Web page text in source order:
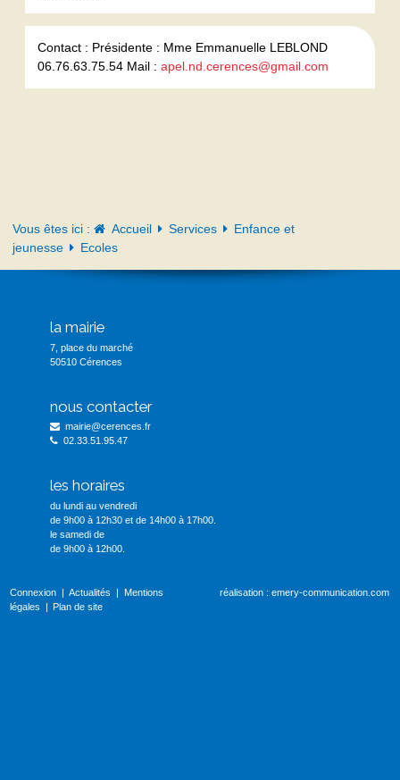
Contact : Présidente : Mme Emmanuelle LEBLOND
06.76.63.75.54 Mail : apel.nd.cerences@gmail.com
Vous êtes ici : Accueil Services
Enfance et
jeunesse
Ecoles
la mairie
7, place du marché
50510 Cérences
nous contacter
mairie@cerences.fr
02.33.51.95.47
les horaires
du lundi au vendredi
de 9h00 à 12h30 et de 14h00 à 17h00.
le samedi de
de 9h00 à 12h00.
Connexion Actualités
Mentions
légales
Plan de site
réalisation :emery-communication.com